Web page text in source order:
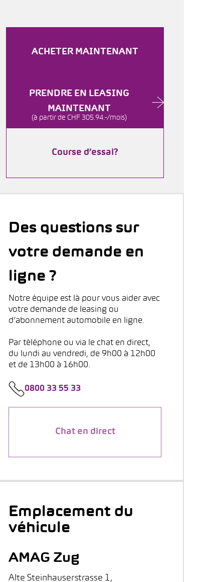
ACHETER MAINTENANT
PRENDRE EN LEASING
MAINTENANT
(à partir de CHF 305.94.-/mois)
Course d’essai?
Des questions sur
votre demande en
ligne ?
Notre équipe est là pour vous aider avec
votre demande de leasing ou
d’abonnement automobile en ligne.
Par téléphone ou via le chat en direct,
du lundi au vendredi, de 9h00 à 12h00
et de 13h00 à 16h00.
0800 33 55 33
Chat en direct
Emplacement du
véhicule
AMAG Zug
Alte Steinhauserstrasse 1,